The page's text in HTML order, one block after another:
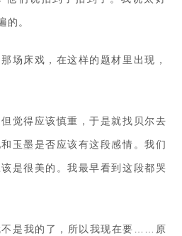
的。
场床戏，在这样的题材里出现，
觉得应该慎重，于是就找贝尔去
玉墨是否应该有这段感情。我们
是很美的。我最早看到这段都哭
不是我的了，所以我现在要……原